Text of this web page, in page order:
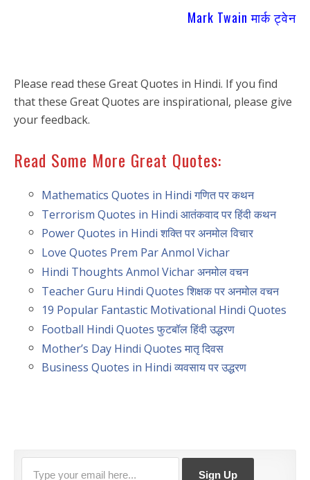
Mark Twain मार्क ट्वेन
Please read these Great Quotes in Hindi. If you find
that these Great Quotes are inspirational, please give
your feedback.
Read Some More Great Quotes:
Mathematics Quotes in Hindi गणित पर कथन
Terrorism Quotes in Hindi आतंकवाद पर हिंदी कथन
Power Quotes in Hindi शक्ति पर अनमोल विचार
Love Quotes Prem Par Anmol Vichar
Hindi Thoughts Anmol Vichar अनमोल वचन
Teacher Guru Hindi Quotes शिक्षक पर अनमोल वचन
19 Popular Fantastic Motivational Hindi Quotes
Football Hindi Quotes फुटबॉल हिंदी उद्धरण
Mother’s Day Hindi Quotes मातृ दिवस
Business Quotes in Hindi व्यवसाय पर उद्धरण